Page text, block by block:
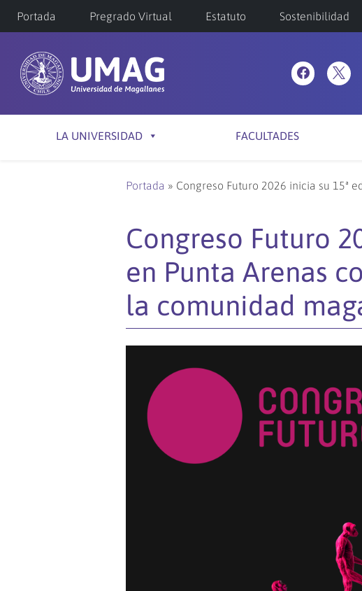
Portada Pregrado Virtual Estatuto Sostenibilidad
LA UNIVERSIDAD FACULTADES
Portada » Congreso Futuro 2026 inicia su 15ª
Congreso Futuro
en Punta Arenas
la comunidad